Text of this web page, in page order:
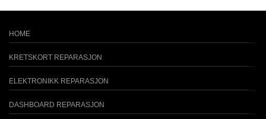
HOME
KRETSKORT REPARASJON
ELEKTRONIKK REPARASJON
DASHBOARD REPARASJON